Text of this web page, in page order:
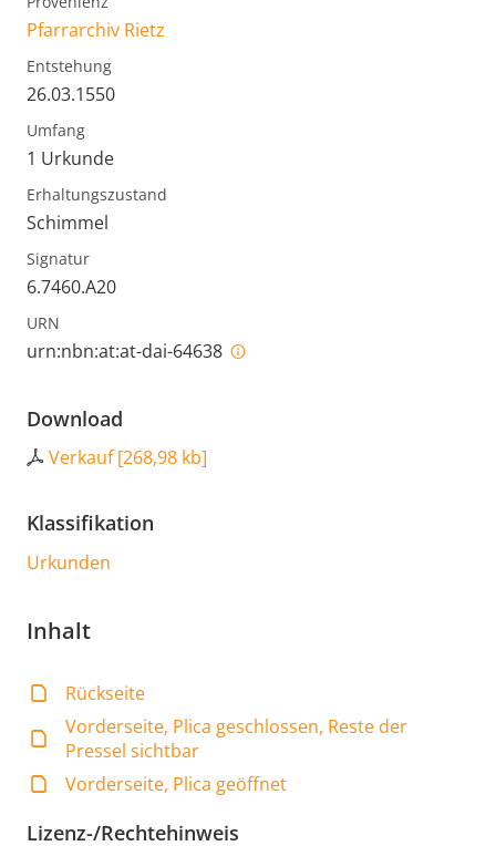
Pfarrarchiv Rietz
Entstehung
26.03.1550
Umfang
1 Urkunde
Erhaltungszustand
Schimmel
Signatur
6.7460.A20
URN
urn:nbn:at:at-dai-64638
Download
Verkauf[268,98 kb]
Klassifikation
Urkunden
Inhalt
Rückseite
Vorderseite, Plica geschlossen, Reste der
Pressel sichtbar
Vorderseite, Plica geöffnet
Lizenz-/Rechtehinweis